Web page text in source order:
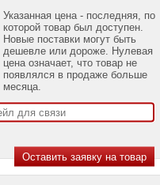
Указанная цена - последняя, по
которой товар был доступен.
Новые поставки могут быть
дешевле или дороже. Нулевая
цена означает, что товар не
появлялся в продаже больше
месяца.